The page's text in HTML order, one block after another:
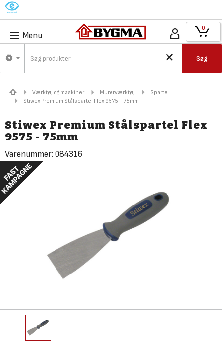
M
Menu
Søg
0
Værktøj og maskiner Murerværktøj
Spartel
Stiwex Premium Stålspartel Flex 9575 - 75mm
Stiwex Premium Stålspartel Flex
9575 - 75mm
Varenummer: 084316